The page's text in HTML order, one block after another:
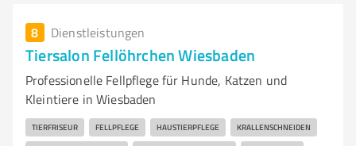
8 Dienstleistungen
Tiersalon Fellöhrchen Wiesbaden
Professionelle Fellpflege für Hunde, Katzen und
Kleintiere in Wiesbaden
TIERFRISEUR FELLPFLEGE HAUSTIERPFLEGE KRALLENSCHNEIDEN